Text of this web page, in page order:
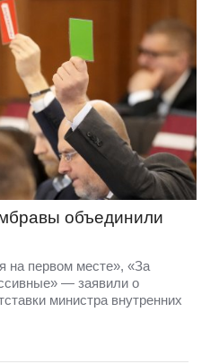
объединили
на первом месте», «За
— заявили о
министра внутренних